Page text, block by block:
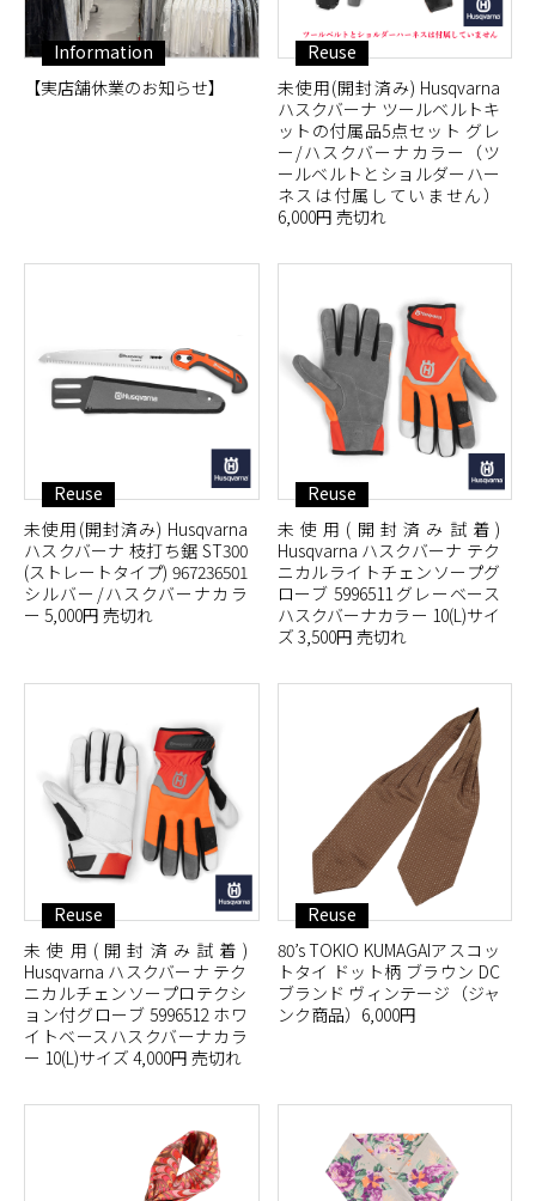
Information
【実店舗休業のお知らせ】
Reuse
未使用(開封済み) Husqvarna
ハスクバーナ ツールベルトキ
ットの付属品5点セット グレ
ー/ハスクバーナカラー（ツ
ールベルトとショルダーハー
ネスは付属していません）
6,000円 売切れ
Reuse
未使用(開封済み) Husqvarna
ハスクバーナ 枝打ち鋸 ST300
(ストレートタイプ) 967236501
シルバー/ハスクバーナカラ
ー 5,000円 売切れ
Reuse
未使用(開封済み試着)
Husqvarna ハスクバーナ テク
ニカルライトチェンソープグ
ローブ 5996511 グレーベース
ハスクバーナカラー 10(L)サイ
ズ 3,500円 売切れ
Reuse
未使用(開封済み試着)
Husqvarna ハスクバーナ テク
ニカルチェンソープロテクシ
ョン付グローブ 5996512 ホワ
イトベースハスクバーナカラ
ー 10(L)サイズ 4,000円 売切れ
Reuse
80’s TOKIO KUMAGAIアスコッ
トタイ ドット柄 ブラウン DC
ブランド ヴィンテージ（ジャ
ンク商品）6,000円